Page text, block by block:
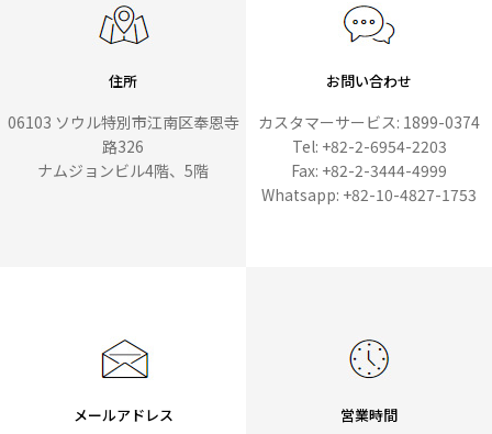
住所
06103 ソウル特別市江南区奉恩寺
路326
ナムジョンビル4階、5階
お問い合わせ
カスタマーサービス: 1899-0374
Tel: +82-2-6954-2203
Fax: +82-2-3444-4999
Whatsapp: +82-10-4827-1753
メールアドレス 営業時間